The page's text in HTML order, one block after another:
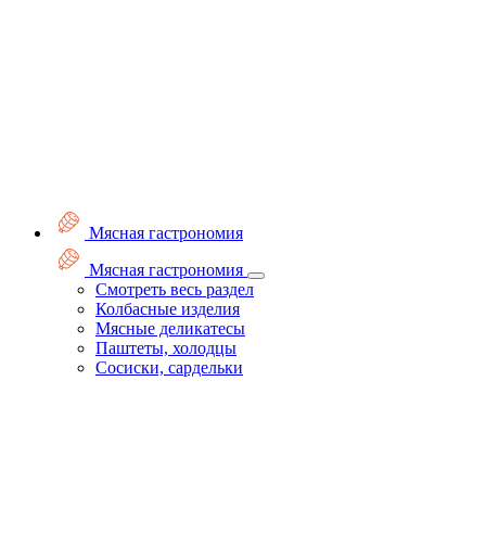
Мясная гастрономия
Мясная гастрономия
Смотреть весь раздел
Колбасные изделия
Мясные деликатесы
Паштеты, холодцы
Сосиски, сардельки